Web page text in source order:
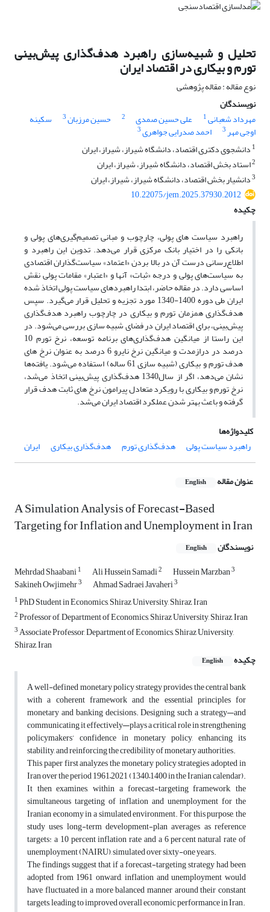
تحلیل و شبیه‌سازی راهبرد هدف‌گذاری پیش‌بینی
تورم و بیکاری در اقتصاد ایران
نوع مقاله : مقاله پژوهشی
نویسندگان
مهرداد شعبانی1 علی حسین صمدی 2 حسین مرزبان3 سکینه
اوجی مهر3 احمد صدرایی جواهری3
1 دانشجوی دکتری اقتصاد، دانشگاه شیراز، شیراز، ایران
2استاد بخش اقتصاد، دانشگاه شیراز، شیراز، ایران
3دانشیار بخش اقتصاد، دانشگاه شیراز، شیراز، ایران
10.22075/jem.2025.37930.2012
چکیده
راهبرد سیاست های پولی، چارچوب و مبانی تصمیم‌گیری‌های پولی و
بانکی را در اختیار بانک مرکزی قرار می‌دهد. تدوین این راهبرد و
اطلاع‌رسانی درست آن در بالا بردن «اعتماد» سیاست‌گذاران اقتصادی
به سیاست‌های پولی و درجه «ثبات» آنها و «اعتبار» مقامات پولی نقش
اساسی دارد. در مقاله حاضر، ابتدا راهبردهای سیاست پولی اتخاذ شده
ایران طی دوره 1400-1340 مورد تجزیه و تحلیل قرار می‌گیرد. سپس
هدف‌گذاری همزمان تورم و بیکاری در چارچوب راهبرد هدف‌گذاری
پیش‌بینی، برای اقتصاد ایران در فضای شبیه سازی بررسی می‌شود. در
این راستا از میانگین هدف‌گذاری‌های برنامه توسعه، نرخ تورم 10
درصد در درازمدت و میانگین نرخ نایرو 6 درصد به عنوان نرخ های
هدف تورم و بیکاری (شبیه سازی 61 ساله) استفاده می‌شود. یافته‌ها
نشان می‌دهد، اگر از سال1340 هدف‌گذاری پیش‌بینی اتخاذ می‌شد،
نرخ تورم و بیکاری با رویکرد متعادل پیرامون نرخ های ثابت هدف قرار
گرفته و باعث بهتر شدن عملکرد اقتصاد ایران می‌شد.
کلیدواژه‌ها
راهبرد سیاست پولی
هدف‌گذاری تورم هدف‌گذاری بیکاری ایران
عنوان مقاله English
A Simulation Analysis of Forecast-Based
Targeting for Inflation and Unemployment in Iran
نویسندگان English
Mehrdad Shaabani1 Ali Hussein Samadi2 Hussein Marzban3
Sakineh Owjimehr3 Ahmad Sadraei Javaheri3
1PhD Student in Economics, Shiraz University, Shiraz, Iran
2Professor of, Department of Economics, Shiraz University, Shiraz, Iran
3Associate Professor, Department of Economics, Shiraz University,
Shiraz, Iran
چکیده
English
A well-defined monetary policy strategy provides the central bank
with a coherent framework and the essential principles for
monetary and banking decisions. Designing such a strategy—and
communicating it effectively—plays a critical role in strengthening
policymakers’ confidence in monetary policy, enhancing its
stability, and reinforcing the credibility of monetary authorities.
This paper first analyzes the monetary policy strategies adopted in
Iran over the period 1961–2021 (1340–1400 in the Iranian calendar).
It then examines, within a forecast-targeting framework, the
simultaneous targeting of inflation and unemployment for the
Iranian economy in a simulated environment. For this purpose, the
study uses long-term development-plan averages as reference
targets: a 10 percent inflation rate and a 6 percent natural rate of
unemployment (NAIRU), simulated over sixty-one years.
The findings suggest that if a forecast-targeting strategy had been
adopted from 1961 onward, inflation and unemployment would
have fluctuated in a more balanced manner around their constant
targets, leading to improved overall economic performance in Iran.